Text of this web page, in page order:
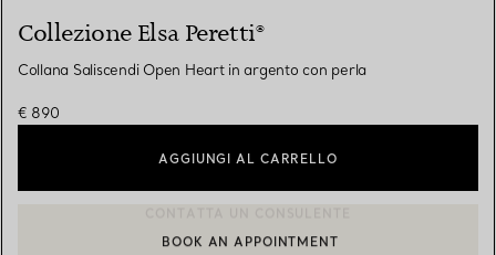
Collezione Elsa Peretti®
Collana Saliscendi Open Heart in argento con perla
€ 890
AGGIUNGI AL CARRELLO
CONTATTA UN CONSULENTE CLIENTI O PRENOTA UN
BOOK AN APPOINTMENT